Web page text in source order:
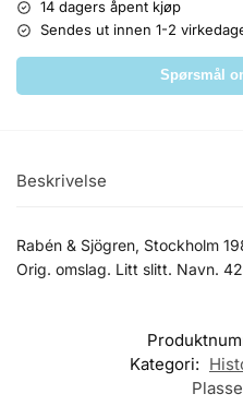
14 dagers åpent kjøp
Sendes ut innen 1-2
Spørsmål
Beskrivelse
Rabén & Sjögren, Stockholm
Orig. omslag. Litt slitt. Navn.
Kategori: